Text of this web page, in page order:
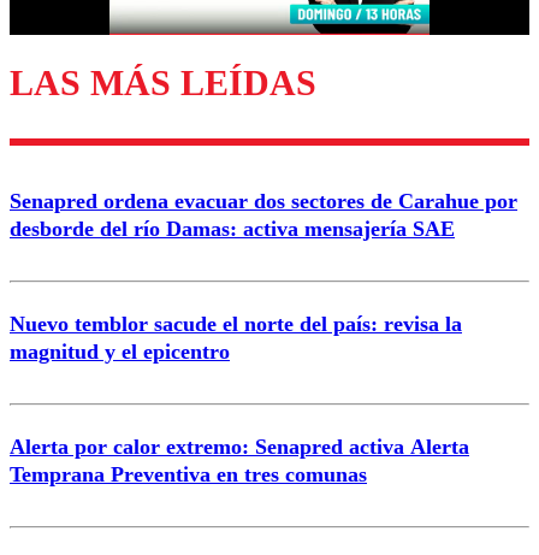
Enviar comentario
LAS MÁS LEÍDAS
Senapred ordena evacuar dos sectores de Carahue por
desborde del río Damas: activa mensajería SAE
Nuevo temblor sacude el norte del país: revisa la
magnitud y el epicentro
Alerta por calor extremo: Senapred activa Alerta
Temprana Preventiva en tres comunas